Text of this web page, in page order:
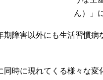
ん）」
期障害以外にも生活習慣
同時に現れてくる様々な